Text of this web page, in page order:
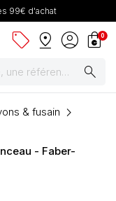
99€ d'achat
sell pin_drop account_circle shopping_bag
0
search
& fusain
- Faber-